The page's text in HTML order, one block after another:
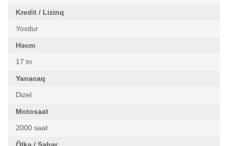
Kredit / Lizinq
Yoxdur
Həcm
17 tn
Yanacaq
Dizel
Motosaat
2000 saat